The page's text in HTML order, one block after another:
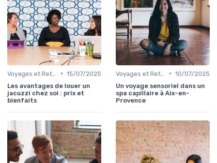
• 15/07/2025
Les avantages de louer un
jacuzzi chez soi : prix et
bienfaits
• 10/07/2025
Un voyage sensoriel dans un
spa capillaire à Aix-en-
Provence